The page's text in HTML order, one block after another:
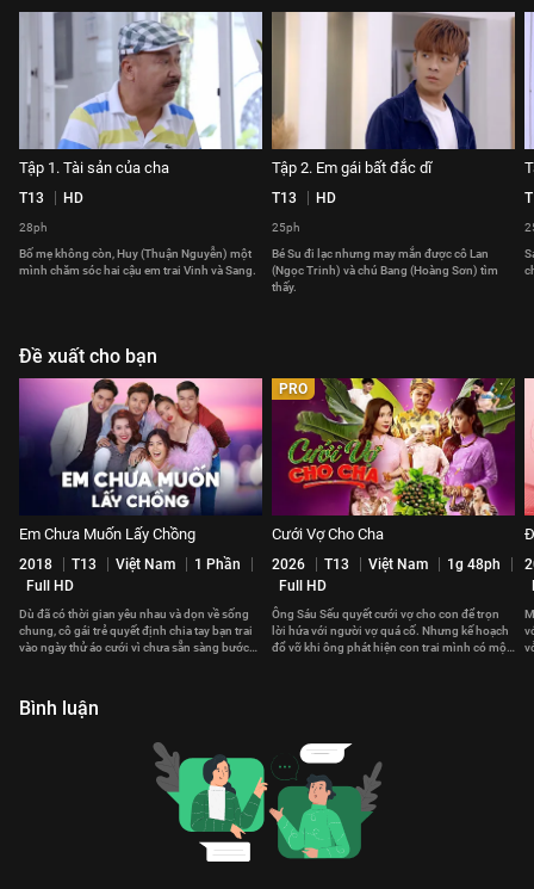
Tập 1. Tài sản của cha
T13 HD
28ph
Bố mẹ không còn, Huy (Thuận Nguyễn) một
mình chăm sóc hai cậu em trai Vinh và Sang.
Tập 2. Em gái bất đắc dĩ
T13 HD
25ph
Bé Su đi lạc nhưng may mắn được cô Lan
(Ngọc Trinh) và chú Bang (Hoàng Sơn) tìm
thấy.
Đề xuất cho bạn
Em Chưa Muốn Lấy Chồng
2018 T13 Việt Nam
1 Phần
Full HD
Dù đã có thời gian yêu nhau và dọn về sống
chung, cô gái trẻ quyết định chia tay bạn trai
vào ngày thử áo cưới vì chưa sẵn sàng bước
PRO
Cưới Vợ Cho Cha
2026 T13 Việt Nam
1g 48ph
Full HD
Ông Sáu Sếu quyết cưới vợ cho con để trọn
lời hứa với người vợ quá cố. Nhưng kế hoạch
đổ vỡ khi ông phát hiện con trai mình có một
Bình luận